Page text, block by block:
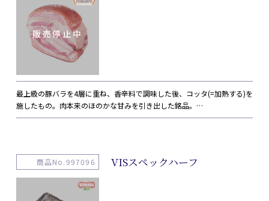
最上級の豚バラを4層に重ね、香辛料で調味した後、コッタ(=加熱する)を
施したもの。肉本来のほのかな甘みを引き出した銘品。…
商品No.997096 VISスペックハーフ